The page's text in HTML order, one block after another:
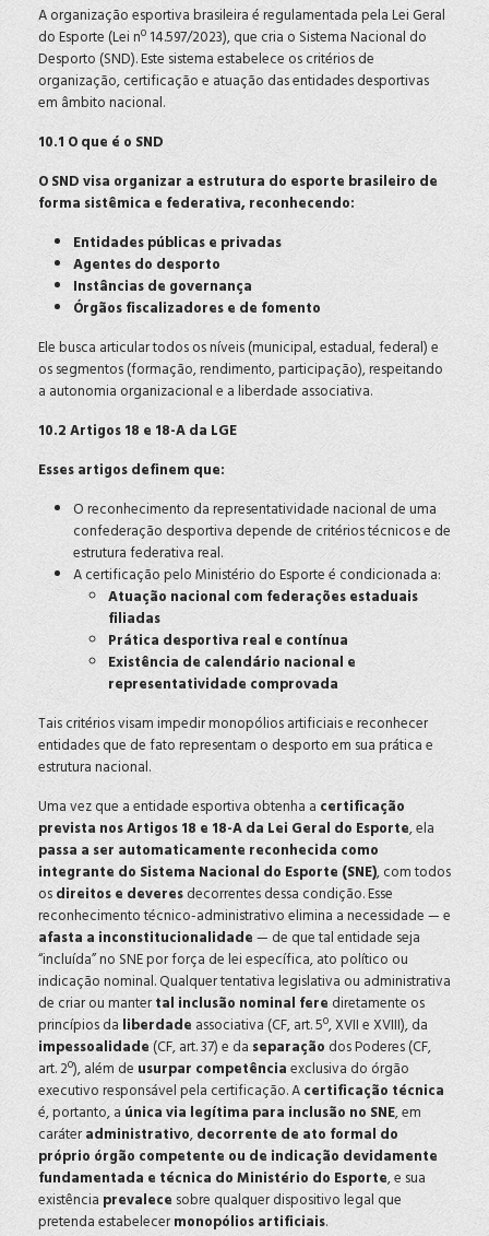
A organização esportiva brasileira é regulamentada pela Lei Geral
do Esporte (Lei nº 14.597/2023), que cria o Sistema Nacional do
Desporto (SND). Este sistema estabelece os critérios de
organização, certificação e atuação das entidades desportivas
em âmbito nacional.
10.1 O que é o SND
O SND visa organizar a estrutura do esporte brasileiro de
forma sistêmica e federativa, reconhecendo:
Entidades públicas e privadas
Agentes do desporto
Instâncias de governança
Órgãos fiscalizadores e de fomento
Ele busca articular todos os níveis (municipal, estadual, federal) e
os segmentos (formação, rendimento, participação), respeitando
a autonomia organizacional e a liberdade associativa.
10.2 Artigos 18 e 18-A da LGE
Esses artigos definem que:
O reconhecimento da representatividade nacional de uma
confederação desportiva depende de critérios técnicos e de
estrutura federativa real.
A certificação pelo Ministério do Esporte é condicionada a:
Atuação nacional com federações estaduais
filiadas
Prática desportiva real e contínua
Existência de calendário nacional e
representatividade comprovada
Tais critérios visam impedir monopólios artificiais e reconhecer
entidades que de fato representam o desporto em sua prática e
estrutura nacional.
Uma vez que a entidade esportiva obtenha a certificação
prevista nos Artigos 18 e 18-A da Lei Geral do Esporte, ela
passa a ser automaticamente reconhecida como
integrante do Sistema Nacional do Esporte (SNE), com todos
osdireitos e deveresdecorrentes dessa condição. Esse
reconhecimento técnico-administrativo elimina a necessidade — e
afasta a inconstitucionalidade— de que tal entidade seja
“incluída” no SNE por força de lei específica, ato político ou
indicação nominal. Qualquer tentativa legislativa ou administrativa
de criar ou mantertal inclusão nominal fere diretamente os
princípios da liberdade associativa (CF, art. 5º, XVII e XVIII), da
impessoalidade(CF, art. 37) e daseparaçãodos Poderes (CF,
art. 2º), além de usurpar competênciaexclusiva do órgão
executivo responsável pela certificação. Acertificação técnica
é, portanto, a única via legítima para inclusão no SNE, em
caráteradministrativo,decorrente de ato formal do
próprio órgão competente ou de indicação devidamente
fundamentada e técnica do Ministério do Esporte, e sua
existência prevalece sobre qualquer dispositivo legal que
pretenda estabelecermonopólios artificiais.